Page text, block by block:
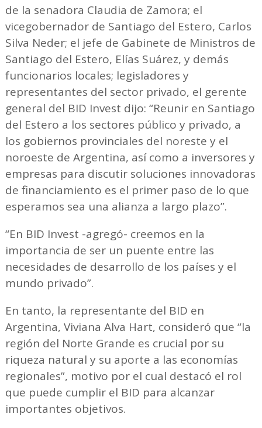
de la senadora Claudia de Zamora; el
vicegobernador de Santiago del Estero, Carlos
Silva Neder; el jefe de Gabinete de Ministros de
Santiago del Estero, Elías Suárez, y demás
funcionarios locales; legisladores y
representantes del sector privado, el gerente
general del BID Invest dijo: “Reunir en Santiago
del Estero a los sectores público y privado, a
los gobiernos provinciales del noreste y el
noroeste de Argentina, así como a inversores y
empresas para discutir soluciones innovadoras
de financiamiento es el primer paso de lo que
esperamos sea una alianza a largo plazo”.
“En BID Invest -agregó- creemos en la
importancia de ser un puente entre las
necesidades de desarrollo de los países y el
mundo privado”.
En tanto, la representante del BID en
Argentina, Viviana Alva Hart, consideró que “la
región del Norte Grande es crucial por su
riqueza natural y su aporte a las economías
regionales”, motivo por el cual destacó el rol
que puede cumplir el BID para alcanzar
importantes objetivos.